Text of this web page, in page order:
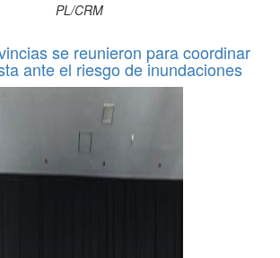
PL/CRM
se reunieron para coordinar
ante el riesgo de inundaciones